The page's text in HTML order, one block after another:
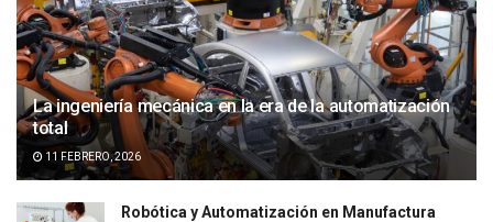
La ingeniería mecánica en la era de la automatización
total
11 FEBRERO, 2026
Robótica y Automatización en Manufactura